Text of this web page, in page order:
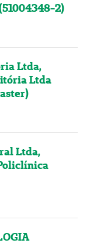
2)
Ltda,
Ltda
Ltda,